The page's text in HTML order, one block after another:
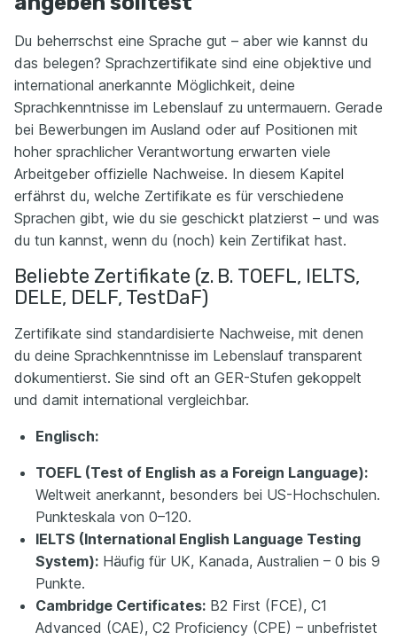
Du beherrschst eine Sprache gut – aber wie kannst du
das belegen? Sprachzertifikate sind eine objektive und
international anerkannte Möglichkeit, deine
Sprachkenntnisse im Lebenslauf zu untermauern. Gerade
bei Bewerbungen im Ausland oder auf Positionen mit
hoher sprachlicher Verantwortung erwarten viele
Arbeitgeber offizielle Nachweise. In diesem Kapitel
erfährst du, welche Zertifikate es für verschiedene
Sprachen gibt, wie du sie geschickt platzierst – und was
du tun kannst, wenn du (noch) kein Zertifikat hast.
Beliebte Zertifikate (z. B. TOEFL, IELTS,
DELE, DELF, TestDaF)
Zertifikate sind standardisierte Nachweise, mit denen
du deine Sprachkenntnisse im Lebenslauf transparent
dokumentierst. Sie sind oft an GER-Stufen gekoppelt
und damit international vergleichbar.
Englisch:
TOEFL (Test of English as a Foreign Language):
Weltweit anerkannt, besonders bei US-Hochschulen.
Punkteskala von 0–120.
IELTS (International English Language Testing
System): Häufig für UK, Kanada, Australien – 0 bis 9
Punkte.
Cambridge Certificates: B2 First (FCE), C1
Advanced (CAE), C2 Proficiency (CPE) – unbefristet